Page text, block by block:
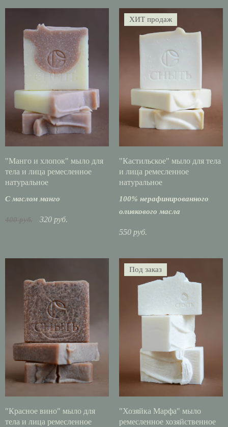
"Манго и хлопок" мыло для
тела и лица ремесленное
натуральное
С маслом манго
320 руб.
ХИТ продаж
"Кастильское" мыло для тела
и лица ремесленное
натуральное
100% нерафинированного
оливкового масла
550 руб.
"Красное вино" мыло для
тела и лица ремесленное
Под заказ
"Хозяйка Марфа" мыло
ремесленное хозяйственное